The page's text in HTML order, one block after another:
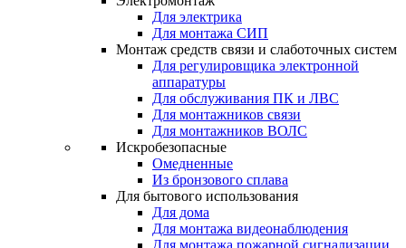
Для электрика
Для монтажа СИП
Монтаж средств связи и слаботочных систем
Для регулировщика электронной
аппаратуры
Для обслуживания ПК и ЛВС
Для монтажников связи
Для монтажников ВОЛС
Искробезопасные
Омедненные
Из бронзового сплава
Для бытового использования
Для дома
Для монтажа видеонаблюдения
Для монтажа пожарной сигнализации